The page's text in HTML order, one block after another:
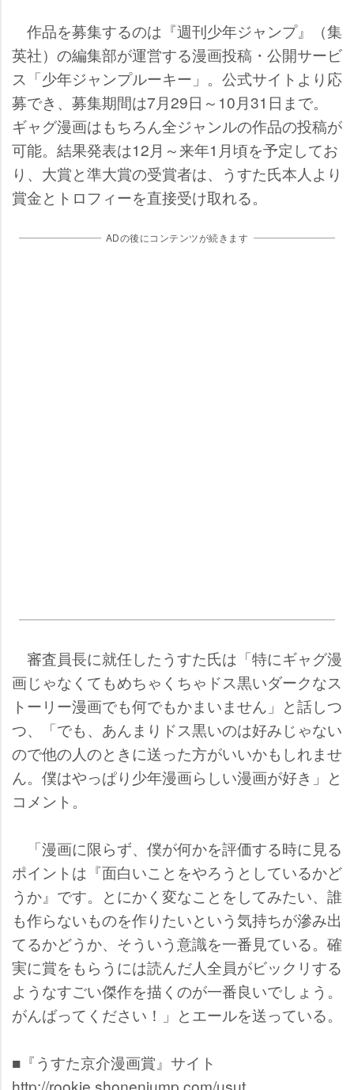
作品を募集するのは『週刊少年ジャンプ』（集
英社）の編集部が運営する漫画投稿・公開サービ
ス「少年ジャンプルーキー」。公式サイトより応
募でき、募集期間は7月29日～10月31日まで。
ギャグ漫画はもちろん全ジャンルの作品の投稿が
可能。結果発表は12月～来年1月頃を予定してお
り、大賞と準大賞の受賞者は、うすた氏本人より
賞金とトロフィーを直接受け取れる。
ADの後にコンテンツが続きます
審査員長に就任したうすた氏は「特にギャグ漫
画じゃなくてもめちゃくちゃドス黒いダークなス
トーリー漫画でも何でもかまいません」と話しつ
つ、「でも、あんまりドス黒いのは好みじゃない
ので他の人のときに送った方がいいかもしれませ
ん。僕はやっぱり少年漫画らしい漫画が好き」と
コメント。
「漫画に限らず、僕が何かを評価する時に見る
ポイントは『面白いことをやろうとしているかど
うか』です。とにかく変なことをしてみたい、誰
も作らないものを作りたいという気持ちが滲み出
てるかどうか、そういう意識を一番見ている。確
実に賞をもらうには読んだ人全員がビックリする
ようなすごい傑作を描くのが一番良いでしょう。
がんばってください！」とエールを送っている。
■『うすた京介漫画賞』サイト
http://rookie.shonenjump.com/usut